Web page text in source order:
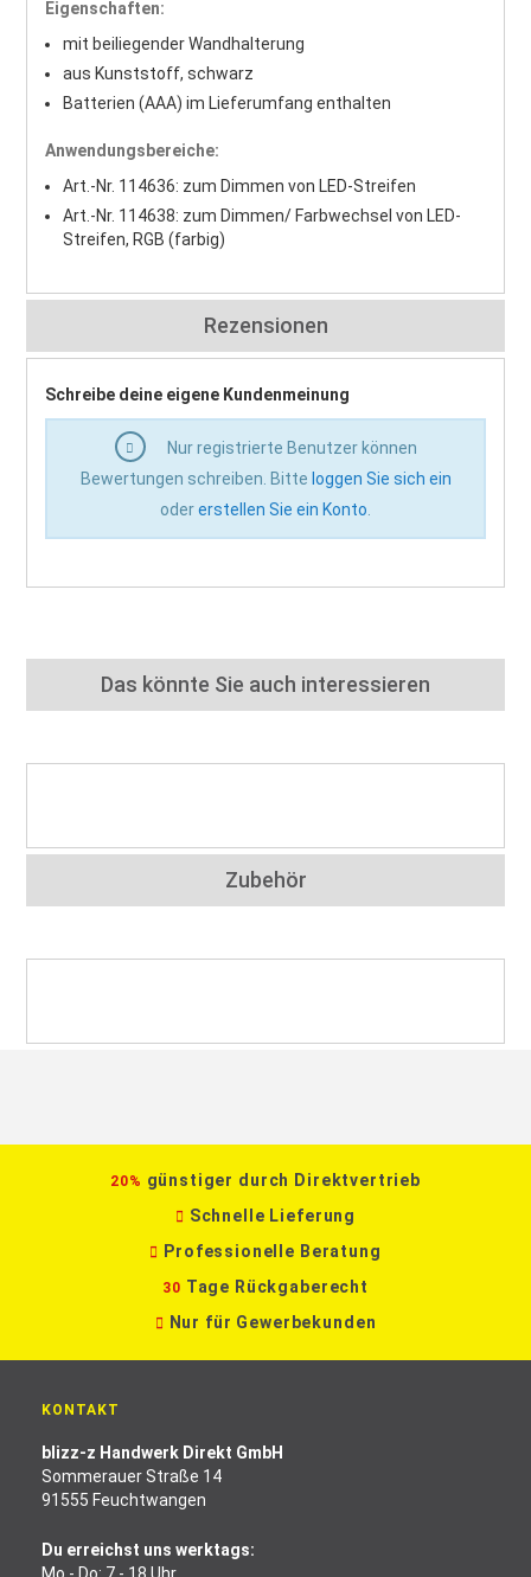
Eigenschaften:
mit beiliegender Wandhalterung
aus Kunststoff, schwarz
Batterien (AAA) im Lieferumfang enthalten
Anwendungsbereiche:
Art.-Nr. 114636: zum Dimmen von LED-Streifen
Art.-Nr. 114638: zum Dimmen/ Farbwechsel von LED-
Streifen, RGB (farbig)
Rezensionen
Schreibe deine eigene Kundenmeinung
Nur registrierte Benutzer können
Bewertungen schreiben. Bitte loggen Sie sich ein
odererstellen Sie ein Konto
Das könnte Sie auch interessieren
Zubehör
20% günstiger durch Direktvertrieb
Schnelle Lieferung
Professionelle Beratung
30 Tage Rückgaberecht
Nur für Gewerbekunden
KONTAKT
blizz-z Handwerk Direkt GmbH
Sommerauer Straße 14
91555 Feuchtwangen
Du erreichst uns werktags: